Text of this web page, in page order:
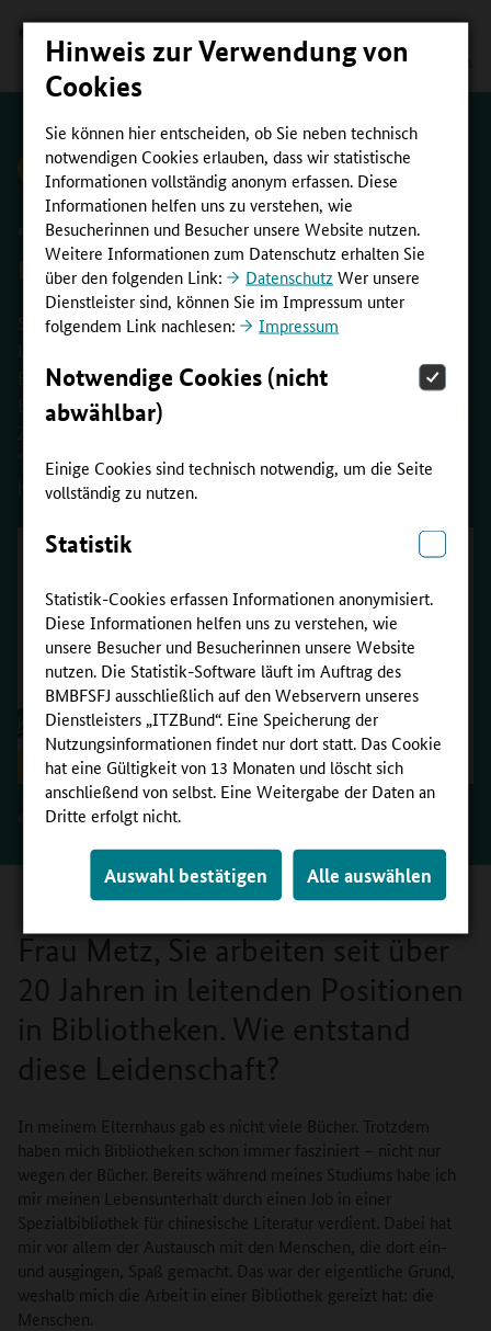
Hinweis zur Verwendung von
Cookies
Sie können hier entscheiden, ob Sie neben technisch
notwendigen Cookies erlauben, dass wir statistische
Informationen vollständig anonym erfassen. Diese
Informationen helfen uns zu verstehen, wie
Besucherinnen und Besucher unsere Website nutzen.
Weitere Informationen zum Datenschutz erhalten Sie
über den folgenden Link:
Datenschutz Wer unsere
Dienstleister sind, können Sie im Impressum unter
folgendem Link nachlesen:
Impressum
Notwendige Cookies (nicht
abwählbar)
Einige Cookies sind technisch notwendig, um die Seite
vollständig zu nutzen.
Statistik
Statistik-Cookies erfassen Informationen anonymisiert.
Diese Informationen helfen uns zu verstehen, wie
unsere Besucher und Besucherinnen unsere Website
nutzen. Die Statistik-Software läuft im Auftrag des
BMBFSFJ ausschließlich auf den Webservern unseres
Dienstleisters „ITZBund“. Eine Speicherung der
Nutzungsinformationen findet nur dort statt. Das Cookie
hat eine Gültigkeit von 13 Monaten und löscht sich
anschließend von selbst. Eine Weitergabe der Daten an
Dritte erfolgt nicht.
Auswahl bestätigen Alle auswählen
zurück zur Übersicht
"BEI UMWELTTHEMEN DIE SOZIALE
FRAGE NICHT VERGESSEN."
Susanne Metz | Im Interview berichtet Susanne Metz,
Bibliotheken perfekte Orte der Bildung für nachhaltige
Entwicklung sind, weshalb ihr das Thema gesellschaftlicher
"17 Ziele, 17 Bibliotheken" im Jahr 2023 in Leipzig auf sich
hat.
berlin-event-foto.de/Peter-Paul Weiler
Frau Metz, Sie arbeiten seit über
20 Jahren in leitenden Positionen
in Bibliotheken. Wie entstand
diese Leidenschaft?
In meinem Elternhaus gab es nicht viele Bücher. Trotzdem
haben mich Bibliotheken schon immer fasziniert – nicht nur
wegen der Bücher. Bereits während meines Studiums habe ich
mir meinen Lebensunterhalt durch einen Job in einer
Spezialbibliothek für chinesische Literatur verdient. Dabei hat
mir vor allem der Austausch mit den Menschen, die dort ein-
und ausgingen, Spaß gemacht. Das war der eigentliche Grund,
weshalb mich die Arbeit in einer Bibliothek gereizt hat: die
Menschen.